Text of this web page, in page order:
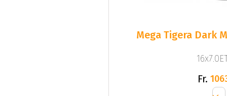
Mega Tigera Dark
Fr.